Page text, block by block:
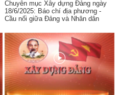
Chuyên mục Xây dựng Đảng ngày
18/6/2025: Báo chí địa phương -
Cầu nối giữa Đảng và Nhân dân